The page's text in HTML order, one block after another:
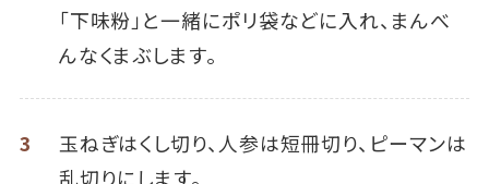
「下味粉」と一緒にポリ袋などに入れ、まんべ
んなくまぶします。
3
玉ねぎはくし切り、人参は短冊切り、ピーマンは
乱切りにします。